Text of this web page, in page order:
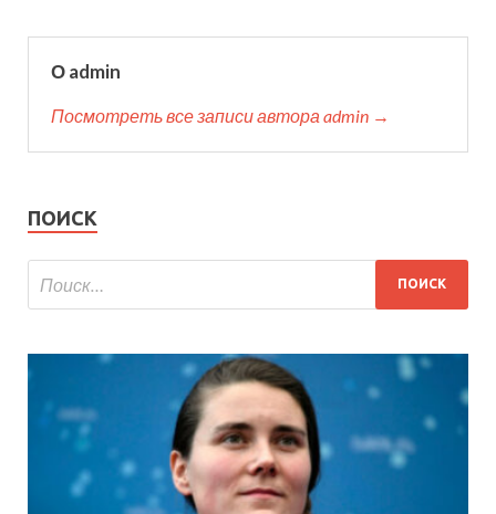
О admin
Посмотреть все записи автора admin →
ПОИСК